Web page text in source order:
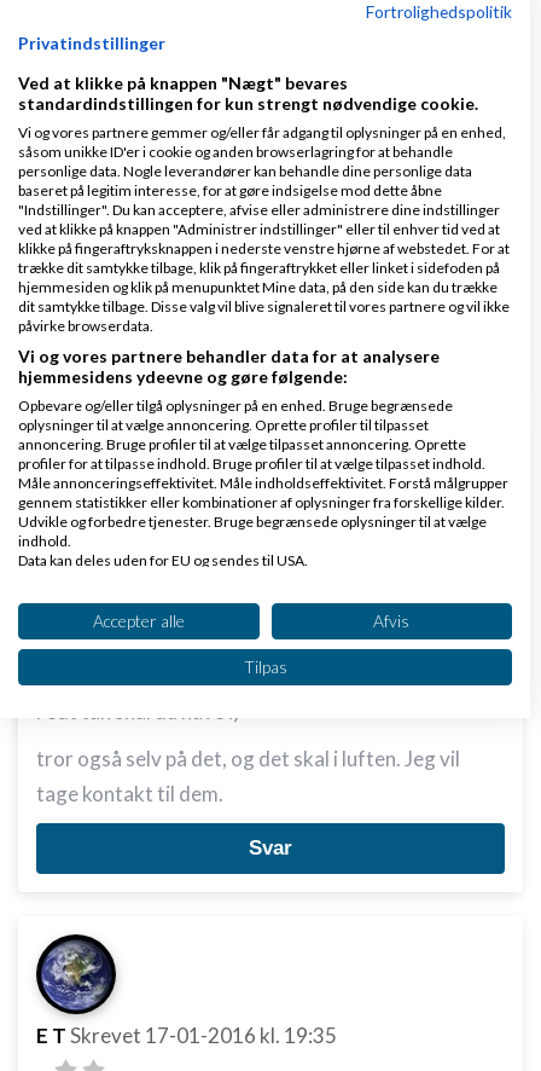
Fik lige nærlæst ditindlægigen og så at du skriver
at du er fra Viby J.
Prøv at tage fat i viden Djurs (Grenå tekniske skole)
som udbyder web-integrator i Aarhus. De har 1-2
forløb á 3-4 ugers varighed, hvor eleverne skal i
"praktisk". Tror dit projekt kunne være en muligt for
en mindre, men super skarp, gruppe.
Svar
Aron H.R Jensen
tror også selv på det, og det skal i luften. Jeg vil
tage kontakt til dem.
Svar
E TSkrevet 17-01-2016 kl. 19:35
Fortrolighedspolitik
Privatindstillinger
Ved at klikke på knappen "Nægt" bevares
standardindstillingen for kun strengt nødvendige cookie.
Vi og vores partnere gemmer og/eller får adgang til oplysninger på en enhed,
såsom unikke ID'er i cookie og anden browserlagring for at behandle
personlige data. Nogle leverandører kan behandle dine personlige data
baseret på legitim interesse, for at gøre indsigelse mod dette åbne
"Indstillinger". Du kan acceptere, afvise eller administrere dine indstillinger
ved at klikke på knappen "Administrer indstillinger" eller til enhver tid ved at
klikke på fingeraftryksknappen i nederste venstre hjørne af webstedet. For at
trække dit samtykke tilbage, klik på fingeraftrykket eller linket i sidefoden på
hjemmesiden og klik på menupunktet Mine data, på den side kan du trække
dit samtykke tilbage. Disse valg vil blive signaleret til vores partnere og vil ikke
påvirke browserdata.
Vi og vores partnere behandler data for at analysere
hjemmesidens ydeevne og gøre følgende:
Opbevare og/eller tilgå oplysninger på en enhed. Bruge begrænsede
oplysninger til at vælge annoncering. Oprette profiler til tilpasset
annoncering. Bruge profiler til at vælge tilpasset annoncering. Oprette
profiler for at tilpasse indhold. Bruge profiler til at vælge tilpasset indhold.
Måle annonceringseffektivitet. Måle indholdseffektivitet. Forstå målgrupper
gennem statistikker eller kombinationer af oplysninger fra forskellige kilder.
Udvikle og forbedre tjenester. Bruge begrænsede oplysninger til at vælge
indhold.
Data kan deles uden for EU og sendes til USA.
Se partnerliste (2 IAB-leverandører)
Vi bruger dine data til følgende formål:
IAB's behandlingsformål:
Opbevare og/eller tilgå oplysninger på en
Bruge begrænsede oplysninger til at vælge
annoncering
Oprette profiler til tilpasset annoncering
Oprette profiler for at tilpasse indhold
Bruge profiler til at vælge tilpasset indhold
Accepter alle Afvis
Tilpas